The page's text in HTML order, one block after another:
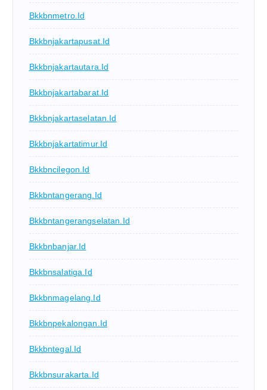
Bkkbnmetro.id
Bkkbnjakartapusat.id
Bkkbnjakartautara.id
Bkkbnjakartabarat.id
Bkkbnjakartaselatan.id
Bkkbnjakartatimur.id
Bkkbncilegon.id
Bkkbntangerang.id
Bkkbntangerangselatan.id
Bkkbnbanjar.id
Bkkbnsalatiga.id
Bkkbnmagelang.id
Bkkbnpekalongan.id
Bkkbntegal.id
Bkkbnsurakarta.id